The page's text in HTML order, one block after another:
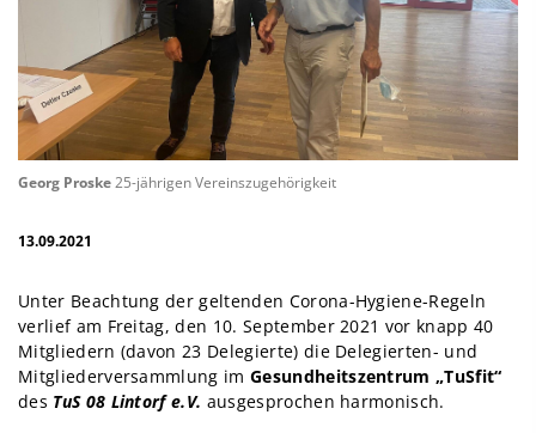
Georg Proske25-jährigen Vereinszugehörigkeit
13.09.2021
Unter Beachtung der geltenden Corona-Hygiene-Regeln
verlief am Freitag, den 10. September 2021 vor knapp 40
Mitgliedern (davon 23 Delegierte) die Delegierten- und
Mitgliederversammlung imGesundheitszentrum „TuSfit“
des TuS 08 Lintorf e.V. ausgesprochen harmonisch.